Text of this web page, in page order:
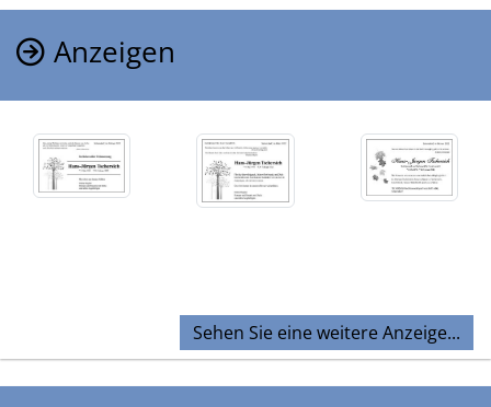
Anzeigen
Sehen Sie eine weitere Anzeige...